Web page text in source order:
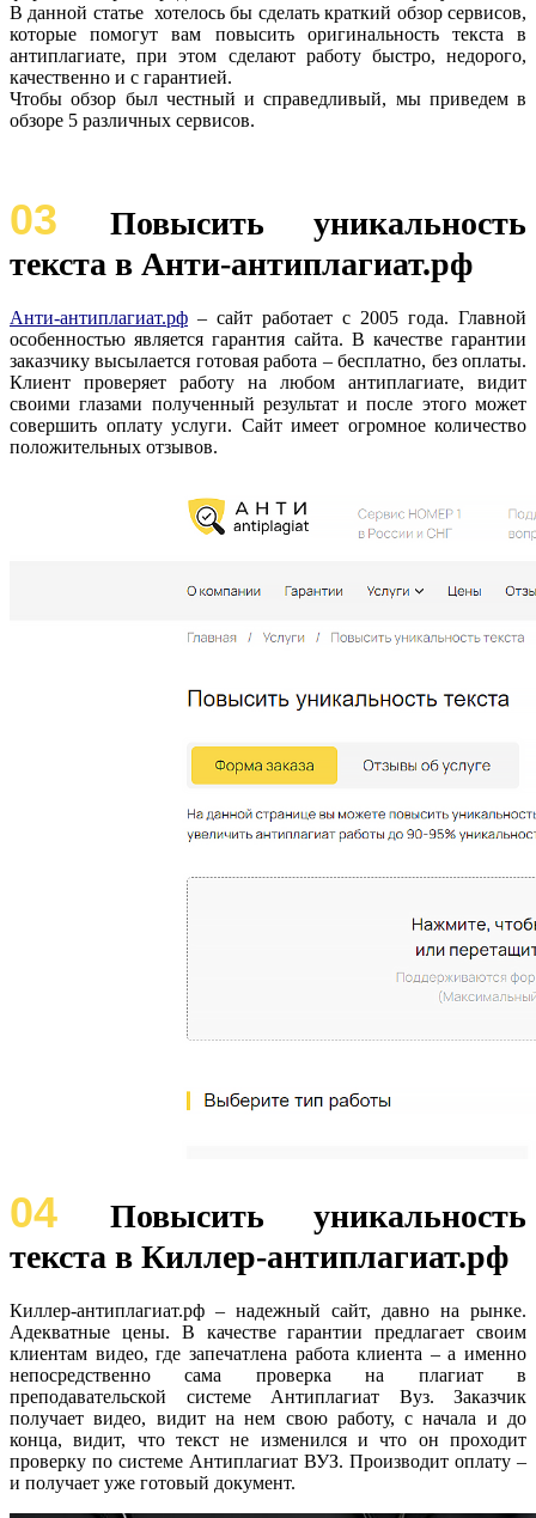
В данной статье хотелось бы сделать краткий обзор сервисов,
которые помогут вам повысить оригинальность текста в
антиплагиате, при этом сделают работу быстро, недорого,
качественно и с гарантией.
Чтобы обзор был честный и справедливый, мы приведем в
обзоре 5 различных сервисов.
03
Повысить уникальность
текста в Анти-антиплагиат.рф
Анти-антиплагиат.рф – сайт работает с 2005 года. Главной
особенностью является гарантия сайта. В качестве гарантии
заказчику высылается готовая работа – бесплатно, без оплаты.
Клиент проверяет работу на любом антиплагиате, видит
своими глазами полученный результат и после этого может
совершить оплату услуги. Сайт имеет огромное количество
положительных отзывов.
04
Повысить уникальность
текста в Киллер-антиплагиат.рф
Киллер-антиплагиат.рф – надежный сайт, давно на рынке.
Адекватные цены. В качестве гарантии предлагает своим
клиентам видео, где запечатлена работа клиента – а именно
непосредственно сама проверка на плагиат в
преподавательской системе Антиплагиат Вуз. Заказчик
получает видео, видит на нем свою работу, с начала и до
конца, видит, что текст не изменился и что он проходит
проверку по системе Антиплагиат ВУЗ. Производит оплату –
и получает уже готовый документ.